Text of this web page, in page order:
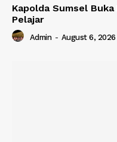
Kapolda Sumsel
Pelajar
Admin - August 6, 2026